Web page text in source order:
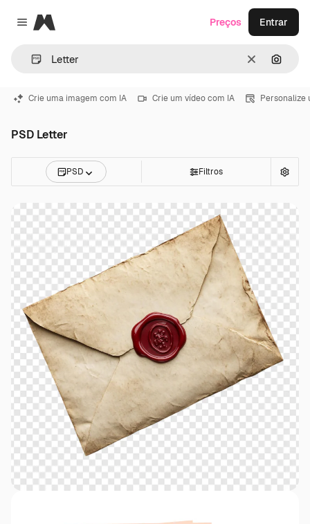
Close menu
Magnific
Limpar
Preços Entrar
Crie uma imagem com IA Crie um vídeo com IA Personalize
PSD Letter
PSD Filtros